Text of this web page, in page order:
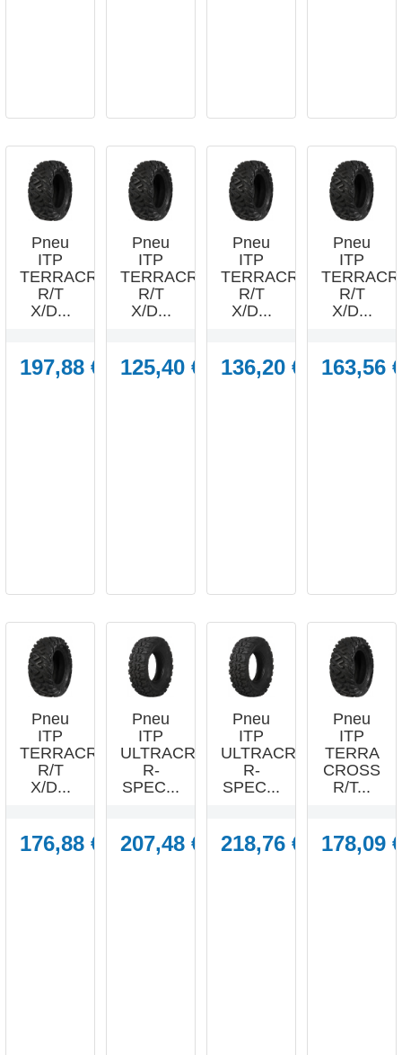
Pneu
ITP
TERRACROSS
R/T
X/D...
197,88 €
Pneu
ITP
TERRACROSS
R/T
X/D...
125,40 €
Pneu
ITP
TERRACROSS
R/T
X/D...
136,20 €
Pneu
ITP
R/T
X/D...
163,56
Pneu
ITP
TERRACROSS
R/T
X/D...
176,88 €
Pneu
ITP
ULTRACROSS
R-
SPEC...
207,48 €
Pneu
ITP
ULTRACROSS
R-
SPEC...
218,76 €
Pneu
ITP
TERRA
CROSS
R/T...
178,09